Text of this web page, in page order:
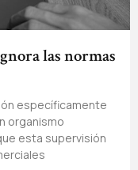
las normas
específicamente
organismo
esta supervisión